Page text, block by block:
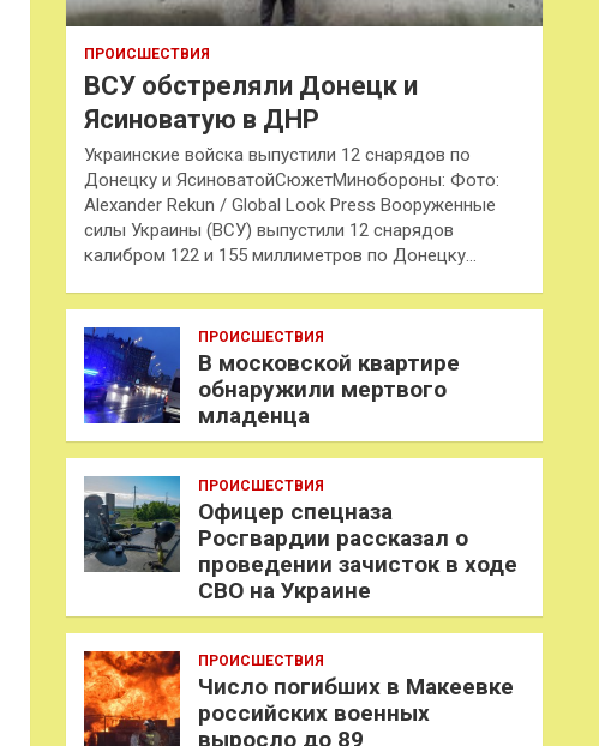
ПРОИСШЕСТВИЯ
ВСУ обстреляли Донецк и
Ясиноватую в ДНР
Украинские войска выпустили 12 снарядов по
Донецку и ЯсиноватойСюжетМинобороны: Фото:
Alexander Rekun / Global Look Press Вооруженные
силы Украины (ВСУ) выпустили 12 снарядов
калибром 122 и 155 миллиметров по Донецку…
ПРОИСШЕСТВИЯ
В московской квартире
обнаружили мертвого
младенца
ПРОИСШЕСТВИЯ
Офицер спецназа
Росгвардии рассказал о
проведении зачисток в ходе
СВО на Украине
ПРОИСШЕСТВИЯ
Число погибших в Макеевке
российских военных
выросло до 89